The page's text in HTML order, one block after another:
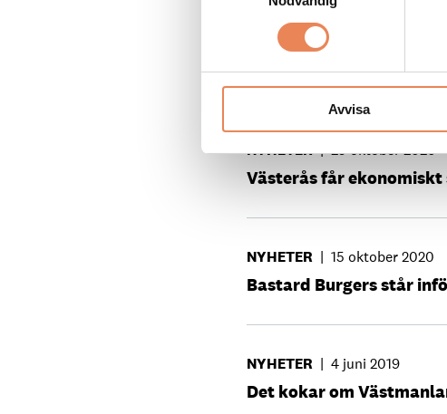
Avvisa
NYHETER |
Grannstäder
NYHETER | 29 oktober 2020
Västerås får ekonomiskt
NYHETER | 15 oktober 2020
Bastard Burgers står
NYHETER | 4 juni 2019
Det kokar om